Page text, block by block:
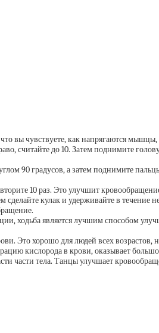
вы чувствуете, как напрягаются мышцы,
до 10. Затем поднимите голову
а затем поднимите пальцы
10 раз. Это улучшит
кулак и удерживайте в течение
ходьба является лучшим способом
Это хорошо для людей всех возрастов,
кислорода в крови, оказывает
тела. Танцы улучшает